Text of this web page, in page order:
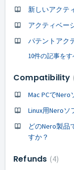
新しいアクテ
アクティベー
パテントアク
10件の記事を
Compatibility
Mac PCで
Linux用Nero
どのNero製品
すか？
Refunds 4